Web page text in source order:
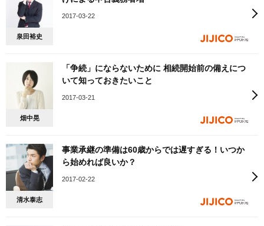
泉田裕史
2017-03-22
畑中晃
「争続」にならないために 相続開始前の備えにつ
いて知っておきたいこと
2017-03-21
清水泰志
事業承継の準備は60歳からでは遅すぎる！いつか
ら始めれば良いか？
2017-02-22